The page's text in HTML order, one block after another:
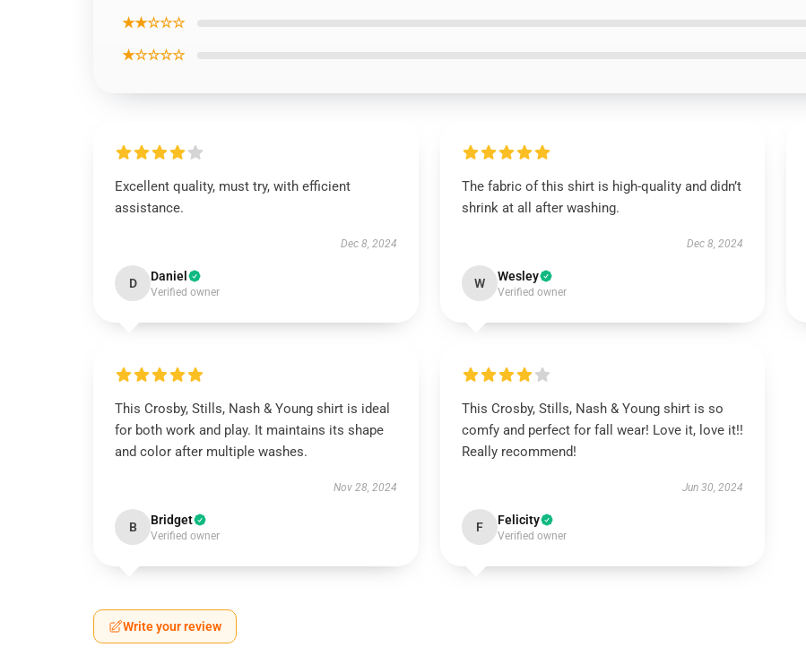
★★☆☆☆
★☆☆☆☆
Excellent quality, must try, with efficient
assistance.
Dec 8, 2024
D Daniel
Verified owner
The fabric of this shirt is high-quality and didn’t
shrink at all after washing.
Dec 8, 2024
W Wesley
Verified owner
This Crosby, Stills, Nash & Young shirt is ideal
for both work and play. It maintains its shape
and color after multiple washes.
Nov 28, 2024
B Bridget
Verified owner
This Crosby, Stills, Nash & Young shirt is so
comfy and perfect for fall wear! Love it, love it!!
Really recommend!
Jun 30, 2024
F Felicity
Verified owner
Write your review